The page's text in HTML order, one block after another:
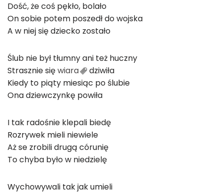
Dość, że coś pękło, bolało
On sobie potem poszedł do wojska
A w niej się dziecko zostało
Ślub nie był tłumny ani też huczny
Strasznie sięwiara
dziwiła
Kiedy to piąty miesiąc po ślubie
Ona dziewczynkę powiła
I tak radośnie klepali biedę
Rozrywek mieli niewiele
Aż se zrobili drugą córunię
To chyba było w niedzielę
Wychowywali tak jak umieli